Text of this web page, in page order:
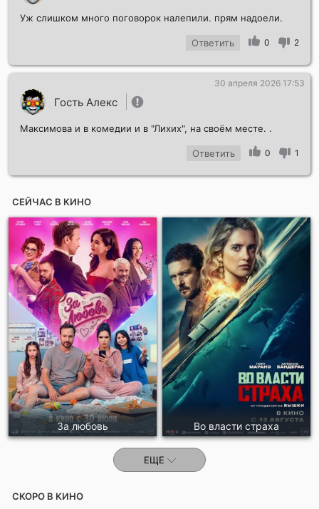
Уж слишком много поговорок налепили. прям надоели.
Ответить 0 2
Гость Алекс
30 апреля 2026 17:53
Максимова и в комедии и в "Лихих", на своём месте. .
Ответить 0 1
СЕЙЧАС В КИНО
За любовь Во власти страха
ЕЩЕ
СКОРО В КИНО